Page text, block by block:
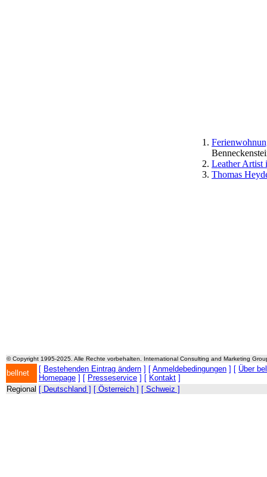
Leather Artist
Thomas
© Copyright 1995-2025. Alle Rechte vorbehalten. International Consulting and Marketing
bellnet [ Bestehenden Eintrag ändern ] [ Anmeldebedingungen ] [ Über
Homepage ] [ Presseservice ] [ Kontakt ]
Regional [ Deutschland ] [ Österreich ] [ Schweiz ]